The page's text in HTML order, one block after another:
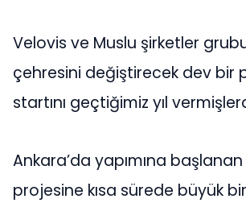
Velovis ve Muslu şirketler
çehresini değiştirecek dev bir
startını geçtiğimiz yıl
Ankara’da yapımına
projesine kısa sürede büyük